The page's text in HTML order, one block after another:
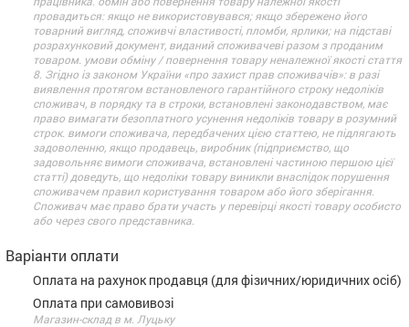
провадиться: якщо не використовувався; якщо збережено його
товарний вигляд, споживчі властивості, пломби, ярлики; на підставі
розрахунковий документ, виданий споживачеві разом з проданим
товаром. умови обміну / повернення товару неналежної якості стаття
8. Згідно із законом України «про захист прав споживачів»: в разі
виявлення протягом встановленого гарантійного строку недоліків
споживач, в порядку та в строки, встановлені законодавством, має
право вимагати безоплатного усунення недоліків товару в розумний
строк. вимоги споживача, передбачених цією статтею, не підлягають
задоволенню, якщо продавець, виробник (підприємство, що
задовольняє вимоги споживача, встановлені частиною першою цієї
статті) доведуть, що недоліки товару виникли внаслідок порушення
споживачем правил користування товаром або його зберігання.
Споживач має право брати участь у перевірці якості товару особисто
або через свого представника.
Варіанти оплати
Оплата на рахунок продавця (для фізичних/юридичних осіб)
Оплата при самовивозі
Магазин-склад в м. Луцьку